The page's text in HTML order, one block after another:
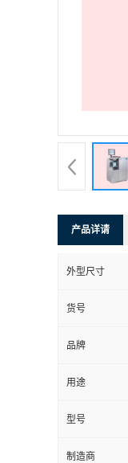
产品详请
外型尺寸
货号
品牌
用途
型号
制造商